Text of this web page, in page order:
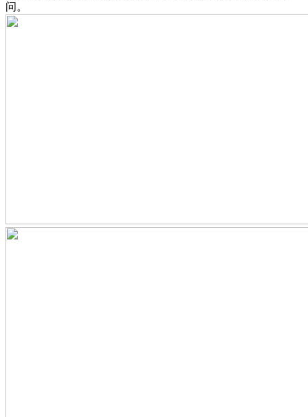
问。